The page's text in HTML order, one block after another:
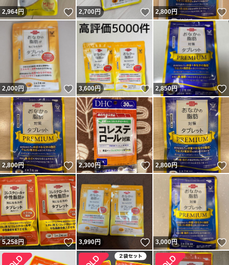
2,964円 いいね！
2,700円 いいね！
2,800円
2,000円 いいね！
3,600円 いいね！
2,850円
2,800円 いいね！
2,300円 いいね！
2,800円
5,258円 いいね！
3,990円 いいね！
3,000円